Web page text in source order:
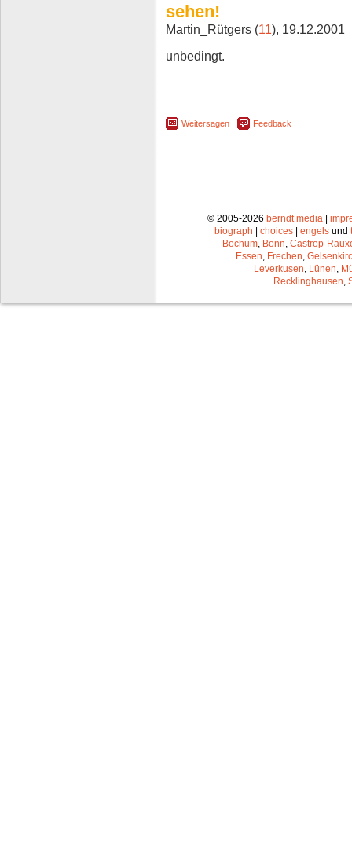
sehen!
Martin_Rütgers (11), 19.12.2001
unbedingt.
Weitersagen Feedback
© 2005-2026 berndt media|
biograph
choices engels und
Bochum, Bonn, Castrop-
Essen, Frechen,
Leverkusen, Lünen,
Recklinghausen,